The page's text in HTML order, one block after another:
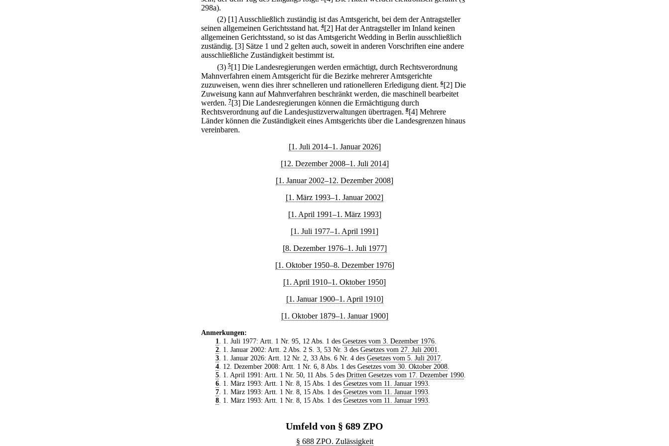
298a).
(2) [1] Ausschließlich zuständig ist das Amtsgericht, bei dem der Antragsteller
seinen allgemeinen Gerichtsstand hat. 4[2] Hat der Antragsteller im Inland keinen
allgemeinen Gerichtsstand, so ist das Amtsgericht Wedding in Berlin ausschließlich
zuständig. [3] Sätze 1 und 2 gelten auch, soweit in anderen Vorschriften eine andere
ausschließliche Zuständigkeit bestimmt ist.
(3) 5[1] Die Landesregierungen werden ermächtigt, durch Rechtsverordnung
Mahnverfahren einem Amtsgericht für die Bezirke mehrerer Amtsgerichte
zuzuweisen, wenn dies ihrer schnelleren und rationelleren Erledigung dient. 6[2] Die
Zuweisung kann auf Mahnverfahren beschränkt werden, die maschinell bearbeitet
werden. 7[3] Die Landesregierungen können die Ermächtigung durch
Rechtsverordnung auf die Landesjustizverwaltungen übertragen. 8[4] Mehrere
Länder können die Zuständigkeit eines Amtsgerichts über die Landesgrenzen hinaus
vereinbaren.
[1. Juli 2014–1. Januar 2026]
[12. Dezember 2008–1. Juli 2014]
[1. Januar 2002–12. Dezember 2008]
[1. März 1993–1. Januar 2002]
[1. April 1991–1. März 1993]
[1. Juli 1977–1. April 1991]
[8. Dezember 1976–1. Juli 1977]
[1. Oktober 1950–8. Dezember 1976]
[1. April 1910–1. Oktober 1950]
[1. Januar 1900–1. April 1910]
[1. Oktober 1879–1. Januar 1900]
Anmerkungen:
1
. 1. Juli 1977: Artt. 1 Nr. 95, 12 Abs. 1 des Gesetzes vom 3. Dezember 1976.
2. 1. Januar 2002: Artt. 2 Abs. 2 S. 3, 53 Nr. 3 des Gesetzes vom 27. Juli 2001
3. 1. Januar 2026: Artt. 12 Nr. 2, 33 Abs. 6 Nr. 4 des Gesetzes vom 5. Juli 2017.
4. 12. Dezember 2008: Artt. 1 Nr. 6, 8 Abs. 1 des Gesetzes vom 30. Oktober 2008.
5. 1. April 1991: Artt. 1 Nr. 50, 11 Abs. 5 des Dritten Gesetzes vom 17. Dezember 1990.
6. 1. März 1993: Artt. 1 Nr. 8, 15 Abs. 1 des Gesetzes vom 11. Januar 1993.
7. 1. März 1993: Artt. 1 Nr. 8, 15 Abs. 1 des Gesetzes vom 11. Januar 1993.
8. 1. März 1993: Artt. 1 Nr. 8, 15 Abs. 1 des Gesetzes vom 11. Januar 1993.
Umfeld von § 689 ZPO
§ 688 ZPO. Zulässigkeit